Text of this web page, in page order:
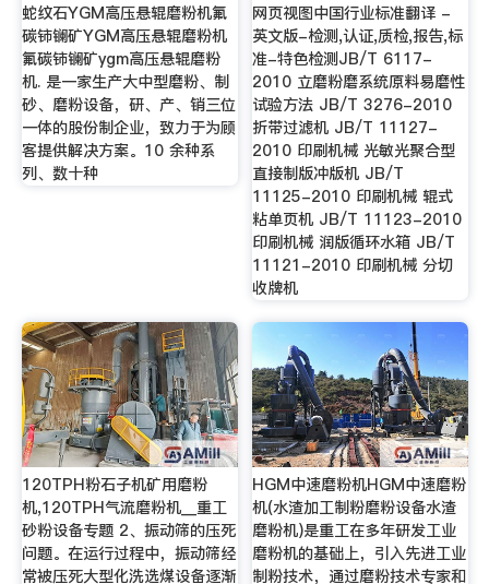
蛇纹石YGM高压悬辊磨粉机氟
碳铈镧矿YGM高压悬辊磨粉机
氟碳铈镧矿ygm高压悬辊磨粉
机. 是一家生产大中型磨粉、制
砂、磨粉设备，研、产、销三位
一体的股份制企业，致力于为顾
客提供解决方案。10 余种系
列、数十种
网页视图中国行业标准翻译 -
英文版-检测,认证,质检,报告,标
准-特色检测JB/T 6117-
2010 立磨粉磨系统原料易磨性
试验方法 JB/T 3276-2010
折带过滤机 JB/T 11127-
2010 印刷机械 光敏光聚合型
直接制版冲版机 JB/T
11125-2010 印刷机械 辊式
粘单页机 JB/T 11123-2010
印刷机械 润版循环水箱 JB/T
11121-2010 印刷机械 分切
收牌机
120TPH粉石子机矿用磨粉
机,120TPH气流磨粉机__重工
砂粉设备专题 2、振动筛的压死
问题。在运行过程中，振动筛经
常被压死大型化洗选煤设备逐渐
HGM中速磨粉机HGM中速磨粉
机(水渣加工制粉磨粉设备水渣
磨粉机)是重工在多年研发工业
磨粉机的基础上，引入先进工业
制粉技术，通过磨粉技术专家和